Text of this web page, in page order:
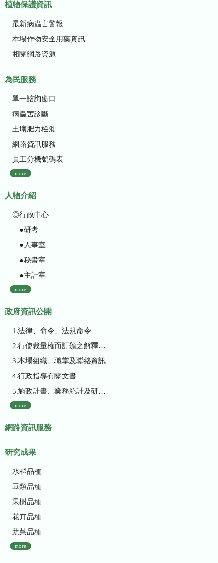
植物保護資訊
最新病蟲害警報
本場作物安全用藥資訊
相關網路資源
為民服務
單一諮詢窗口
病蟲害診斷
土壤肥力檢測
網路資訊服務
員工分機號碼表
more
人物介紹
◎行政中心
●研考
●人事室
●秘書室
●主計室
more
政府資訊公開
1.法律、命令、法規命令
2.行使裁量權而訂頒之解釋性規定及裁量基準
3.本場組織、職掌及聯絡資訊
4.行政指導有關文書
5.施政計畫、業務統計及研究報告
more
網路資訊服務
研究成果
水稻品種
豆類品種
果樹品種
花卉品種
蔬菜品種
more